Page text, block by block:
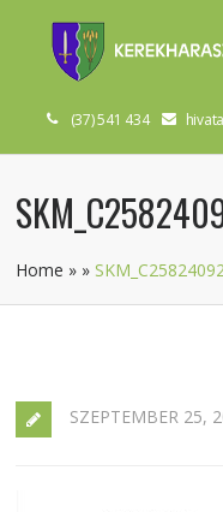
(37) 541 434
Home » »
SZEPTEMBER 25,